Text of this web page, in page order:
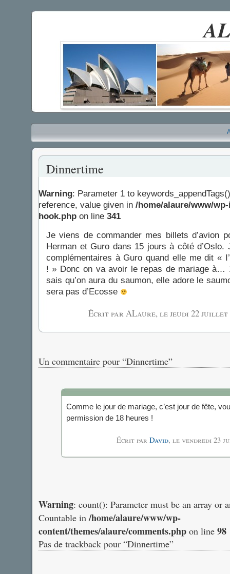
Dinnertime
Warning: Parameter 1 to
reference, value given in /home/alaure/www/
hook.php on line 341
Je viens de commander mes billets d’avion
Herman et Guro dans 15 jours à côté d’Oslo.
complémentaires à Guro quand elle me dit «
! » Donc on va avoir le repas de mariage à…
sais qu’on aura du saumon, elle adore le
sera pas d’Ecosse
Écrit par ALaure, lejeudi 22 juillet
Un commentaire pour “Dinnertime”
Comme le jour de mariage, c’est jour de fête,
permission de 18 heures !
Écrit par David, le vendredi 23
Warning: count(): Parameter must be an array or
Countable in/home/alaure/www/wp-
content/themes/alaure/comments.php on line 98
Pas de trackback pour “Dinnertime”